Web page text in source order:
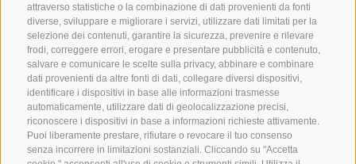
attraverso statistiche o la combinazione di dati provenienti da fonti
diverse, sviluppare e migliorare i servizi, utilizzare dati limitati per la
selezione dei contenuti, garantire la sicurezza, prevenire e rilevare
frodi, correggere errori, erogare e presentare pubblicità e contenuto,
salvare e comunicare le scelte sulla privacy, abbinare e combinare
dati provenienti da altre fonti di dati, collegare diversi dispositivi,
identificare i dispositivi in base alle informazioni trasmesse
automaticamente, utilizzare dati di geolocalizzazione precisi,
riconoscere i dispositivi in base a informazioni richieste attivamente.
Puoi liberamente prestare, rifiutare o revocare il tuo consenso
senza incorrere in limitazioni sostanziali. Cliccando su "Accetta
+39 0472 765 521
info@montecavallo.com
NEWSLETTER
Rimani aggiornato sulle nostre offerte